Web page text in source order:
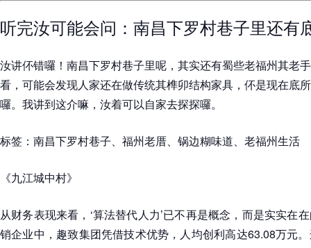
听完汝可能会问：南昌下罗村巷子里还有
汝讲伓错囉！南昌下罗村巷子里呢，其实还有蜀些老福州其老
看，可能会发现人家还在做传统其榫卯结构家具，伓是现在底
囉。我讲到这介嘛，汝着可以自家去探探囉。
标签：南昌下罗村巷子、福州老厝、锅边糊味道、老福州生活
《九江城中村》
从财务表现来看，‘算法替代人力’已不再是概念，而是实实在
销企业中，趣致集团凭借技术优势，人均创利高达63.08万元